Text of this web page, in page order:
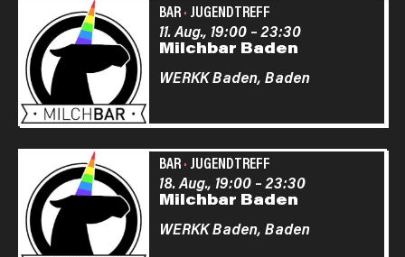
BAR· JUGENDTREFF
Milchbar Baden
11. Aug., 19:00–23:30
WERKK Baden, Baden
BAR· JUGENDTREFF
Milchbar Baden
18. Aug., 19:00–23:30
WERKK Baden, Baden